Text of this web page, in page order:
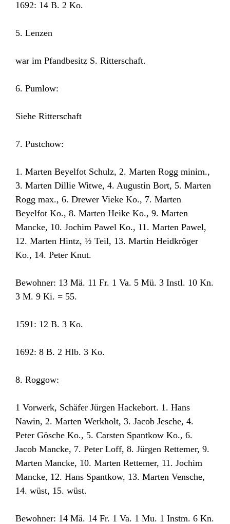
1692: 14 B. 2 Ko.
5. Lenzen
war im Pfandbesitz S. Ritterschaft.
6. Pumlow:
Siehe Ritterschaft
7. Pustchow:
1. Marten Beyelfot Schulz, 2. Marten Rogg minim.,
3. Marten Dillie Witwe, 4. Augustin Bort, 5. Marten
Rogg max., 6. Drewer Vieke Ko., 7. Marten
Beyelfot Ko., 8. Marten Heike Ko., 9. Marten
Mancke, 10. Jochim Pawel Ko., 11. Marten Pawel,
12. Marten Hintz, ½ Teil, 13. Martin Heidkröger
Ko., 14. Peter Knut.
Bewohner: 13 Mä. 11 Fr. 1 Va. 5 Mü. 3 Instl. 10 Kn.
3 M. 9 Ki. = 55.
1591: 12 B. 3 Ko.
1692: 8 B. 2 Hlb. 3 Ko.
8. Roggow:
1 Vorwerk, Schäfer Jürgen Hackebort. 1. Hans
Nawin, 2. Marten Werkholt, 3. Jacob Jesche, 4.
Peter Gösche Ko., 5. Carsten Spantkow Ko., 6.
Jacob Mancke, 7. Peter Loff, 8. Jürgen Rettemer, 9.
Marten Mancke, 10. Marten Rettemer, 11. Jochim
Mancke, 12. Hans Spantkow, 13. Marten Vensche,
14. wüst, 15. wüst.
Bewohner: 14 Mä. 14 Fr. 1 Va. 1 Mu. 1 Instm. 6 Kn.